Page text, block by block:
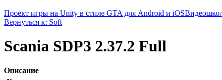
Проект игры на Unity в стиле GTA для Android и iOS
Вернуться к: Soft
Scania SDP3 2.37.2 Full
Описание